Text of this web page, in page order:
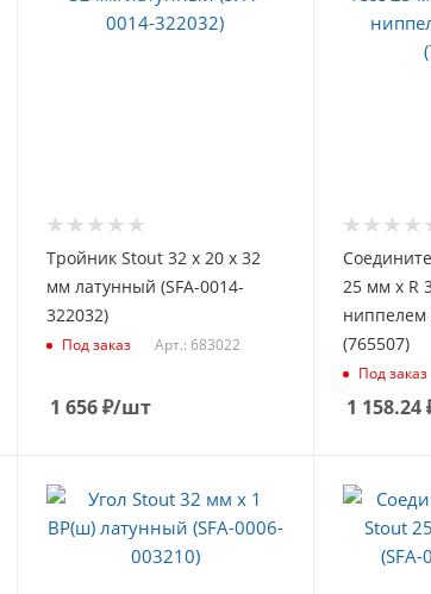
Тройник Stout 32 х 20 х 32
мм латунный (SFA-0014-
322032)
Под заказ Арт.: 683022
1 656₽/шт
25 мм х R
ниппелем
(765507)
Под заказ
1 158.24